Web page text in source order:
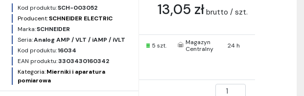
Kod produktu:SCH-003052
Producent:SCHNEIDER ELECTRIC
Marka:SCHNEIDER
Seria:Analog AMP / VLT / iAMP / iVLT
Kod produktu:16034
EAN produktu:3303430160342
Kategoria:Mierniki i aparatura
pomiarowa
13,05 zł brutto / szt.
5 szt.
Magazyn
Centralny
24 h